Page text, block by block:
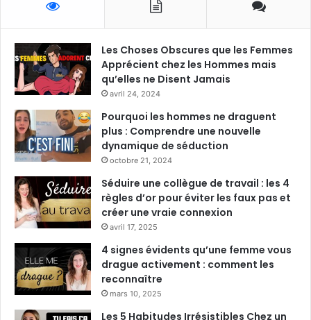
Les Choses Obscures que les Femmes
Apprécient chez les Hommes mais
qu’elles ne Disent Jamais
avril 24, 2024
Pourquoi les hommes ne draguent
plus : Comprendre une nouvelle
dynamique de séduction
octobre 21, 2024
Séduire une collègue de travail : les 4
règles d’or pour éviter les faux pas et
créer une vraie connexion
avril 17, 2025
4 signes évidents qu’une femme vous
drague activement : comment les
reconnaître
mars 10, 2025
Les 5 Habitudes Irrésistibles Chez un